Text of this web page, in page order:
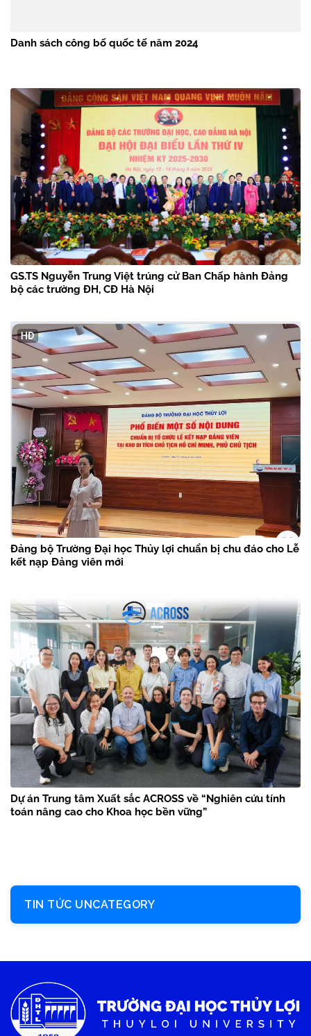
Danh sách công bố quốc tế năm 2024
GS.TS Nguyễn Trung Việt trúng cử Ban Chấp hành Đảng
bộ các trường ĐH, CĐ Hà Nội
Đảng bộ Trường Đại học Thủy lợi chuẩn bị chu đáo cho Lễ
kết nạp Đảng viên mới
Dự án Trung tâm Xuất sắc ACROSS về “Nghiên cứu tính
toán nâng cao cho Khoa học bền vững”
TIN TỨC UNCATEGORY